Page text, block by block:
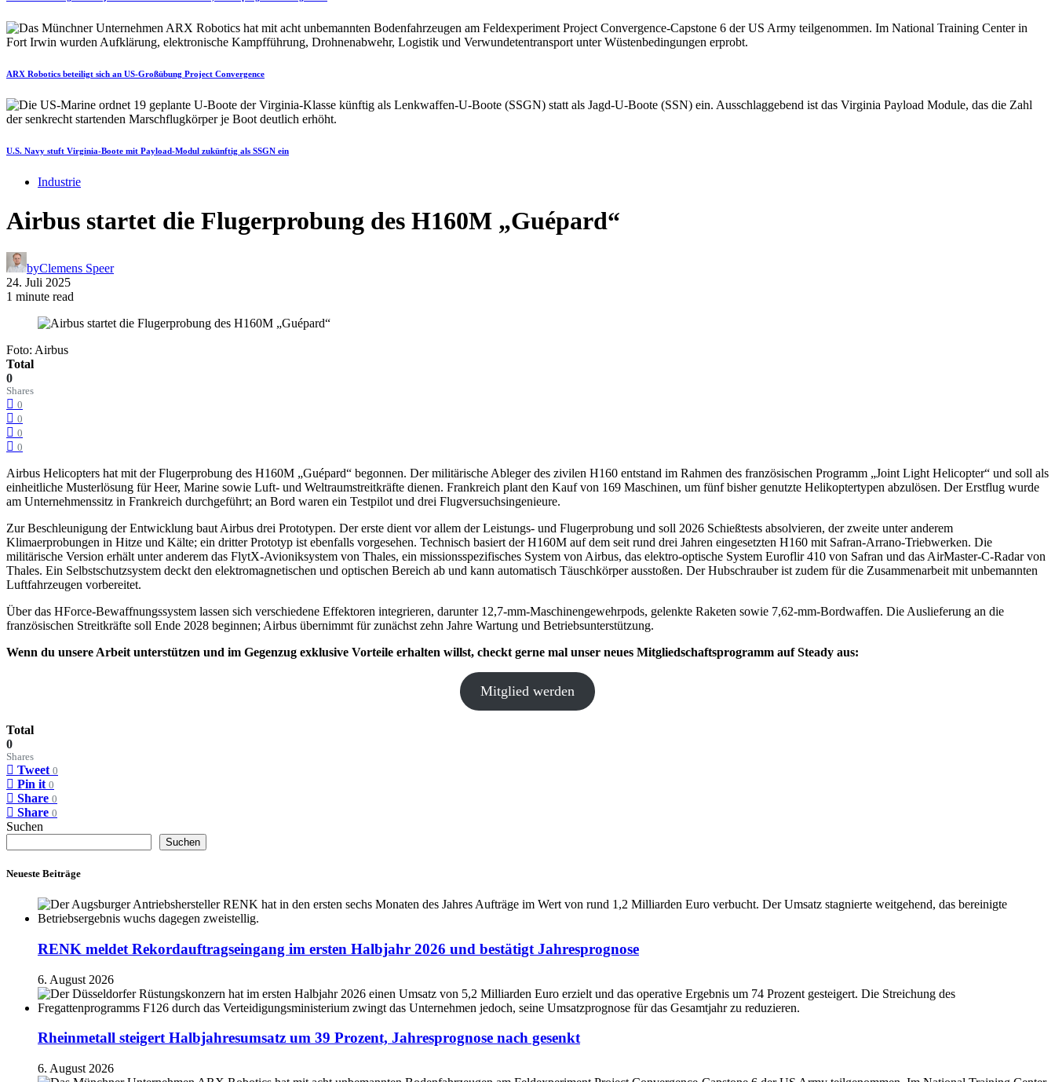
ARX Robotics beteiligt sich an US-Großübung Project Convergence
U.S. Navy stuft Virginia-Boote mit Payload-Modul zukünftig als SSGN ein
Industrie
Airbus startet die Flugerprobung des H160M „Guépard“
byClemens Speer
24. Juli 2025
1 minute read
Foto: Airbus
Total
0
Shares
0
0
0
0
Airbus Helicopters hat mit der Flugerprobung des H160M „Guépard“ begonnen. Der militärische Ableger des zivilen H160 entstand im Rahmen des französischen Programm „Joint Light Helicopter“ und soll als
einheitliche Musterlösung für Heer, Marine sowie Luft- und Weltraumstreitkräfte dienen. Frankreich plant den Kauf von 169 Maschinen, um fünf bisher genutzte Helikoptertypen abzulösen. Der Erstflug wurde
am Unternehmenssitz in Frankreich durchgeführt; an Bord waren ein Testpilot und drei Flugversuchsingenieure.
Zur Beschleunigung der Entwicklung baut Airbus drei Prototypen. Der erste dient vor allem der Leistungs- und Flugerprobung und soll 2026 Schießtests absolvieren, der zweite unter anderem
Klimaerprobungen in Hitze und Kälte; ein dritter Prototyp ist ebenfalls vorgesehen. Technisch basiert der H160M auf dem seit rund drei Jahren eingesetzten H160 mit Safran-Arrano-Triebwerken. Die
militärische Version erhält unter anderem das FlytX-Avioniksystem von Thales, ein missionsspezifisches System von Airbus, das elektro-optische System Euroflir 410 von Safran und das AirMaster-C-Radar von
Thales. Ein Selbstschutzsystem deckt den elektromagnetischen und optischen Bereich ab und kann automatisch Täuschkörper ausstoßen. Der Hubschrauber ist zudem für die Zusammenarbeit mit unbemannten
Luftfahrzeugen vorbereitet.
Über das HForce-Bewaffnungssystem lassen sich verschiedene Effektoren integrieren, darunter 12,7-mm-Maschinengewehrpods, gelenkte Raketen sowie 7,62-mm-Bordwaffen. Die Auslieferung an die
französischen Streitkräfte soll Ende 2028 beginnen; Airbus übernimmt für zunächst zehn Jahre Wartung und Betriebsunterstützung.
Wenn du unsere Arbeit unterstützen und im Gegenzug exklusive Vorteile erhalten willst, checkt gerne mal unser neues Mitgliedschaftsprogramm auf Steady aus:
Mitglied werden
Total
0
Shares
Tweet 0
Pin it 0
Share 0
Share 0
Suchen
Suchen
Neueste Beiträge
RENK meldet Rekordauftragseingang im ersten Halbjahr 2026 und bestätigt Jahresprognose
6. August 2026
Rheinmetall steigert Halbjahresumsatz um 39 Prozent, Jahresprognose nach gesenkt
6. August 2026